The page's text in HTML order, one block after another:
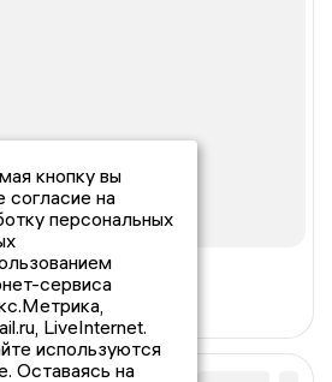
кнопку вы
согласие на
персональных
сервиса
LiveInternet.
используются
Оставаясь на